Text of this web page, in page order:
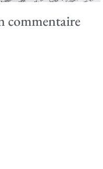
commentaire